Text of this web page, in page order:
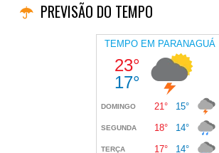
PREVISÃO DO TEMPO